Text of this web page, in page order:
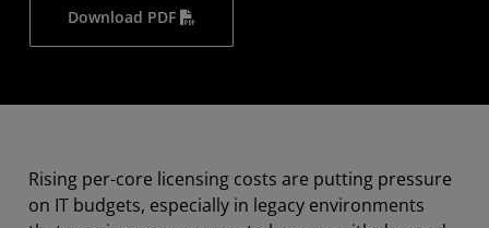
Download PDF
Rising per-core licensing costs are putting pressure
on IT budgets, especially in legacy environments